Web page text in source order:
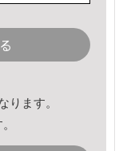
ります。